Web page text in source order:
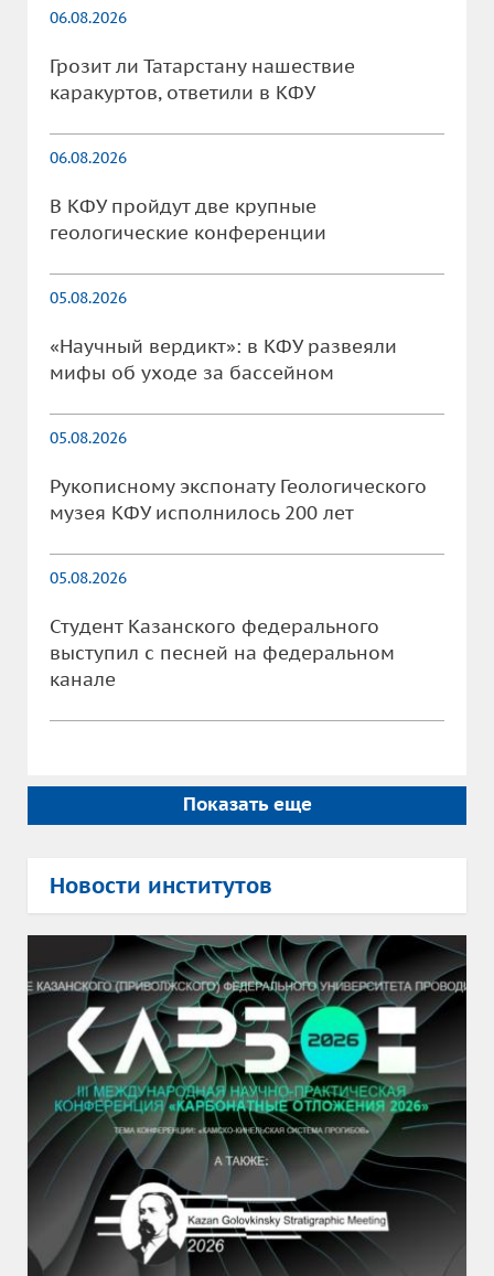
06.08.2026
Грозит ли Татарстану нашествие
каракуртов, ответили в КФУ
06.08.2026
В КФУ пройдут две крупные
геологические конференции
05.08.2026
«Научный вердикт»: в КФУ развеяли
мифы об уходе за бассейном
05.08.2026
Рукописному экспонату Геологического
музея КФУ исполнилось 200 лет
05.08.2026
Студент Казанского федерального
выступил с песней на федеральном
канале
Показать еще
Новости институтов